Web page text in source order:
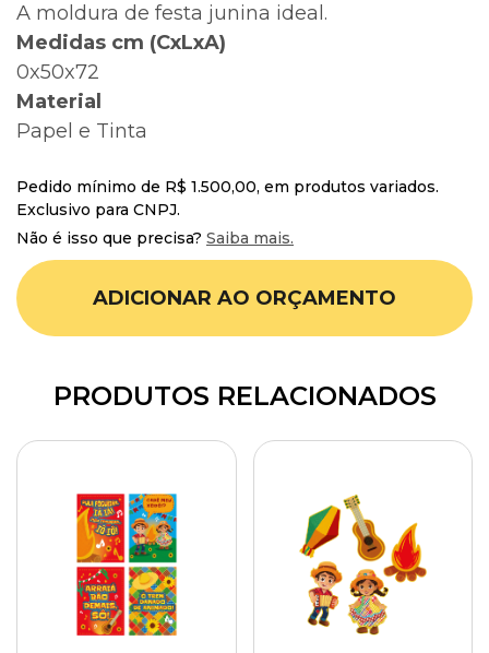
A moldura de festa junina ideal.
Medidas cm (CxLxA)
0x50x72
Material
Papel e Tinta
Pedido mínimo de R$ 1.500,00, em produtos variados.
Exclusivo para CNPJ.
Não é isso que precisa? Saiba mais.
ADICIONAR AO ORÇAMENTO
PRODUTOS RELACIONADOS